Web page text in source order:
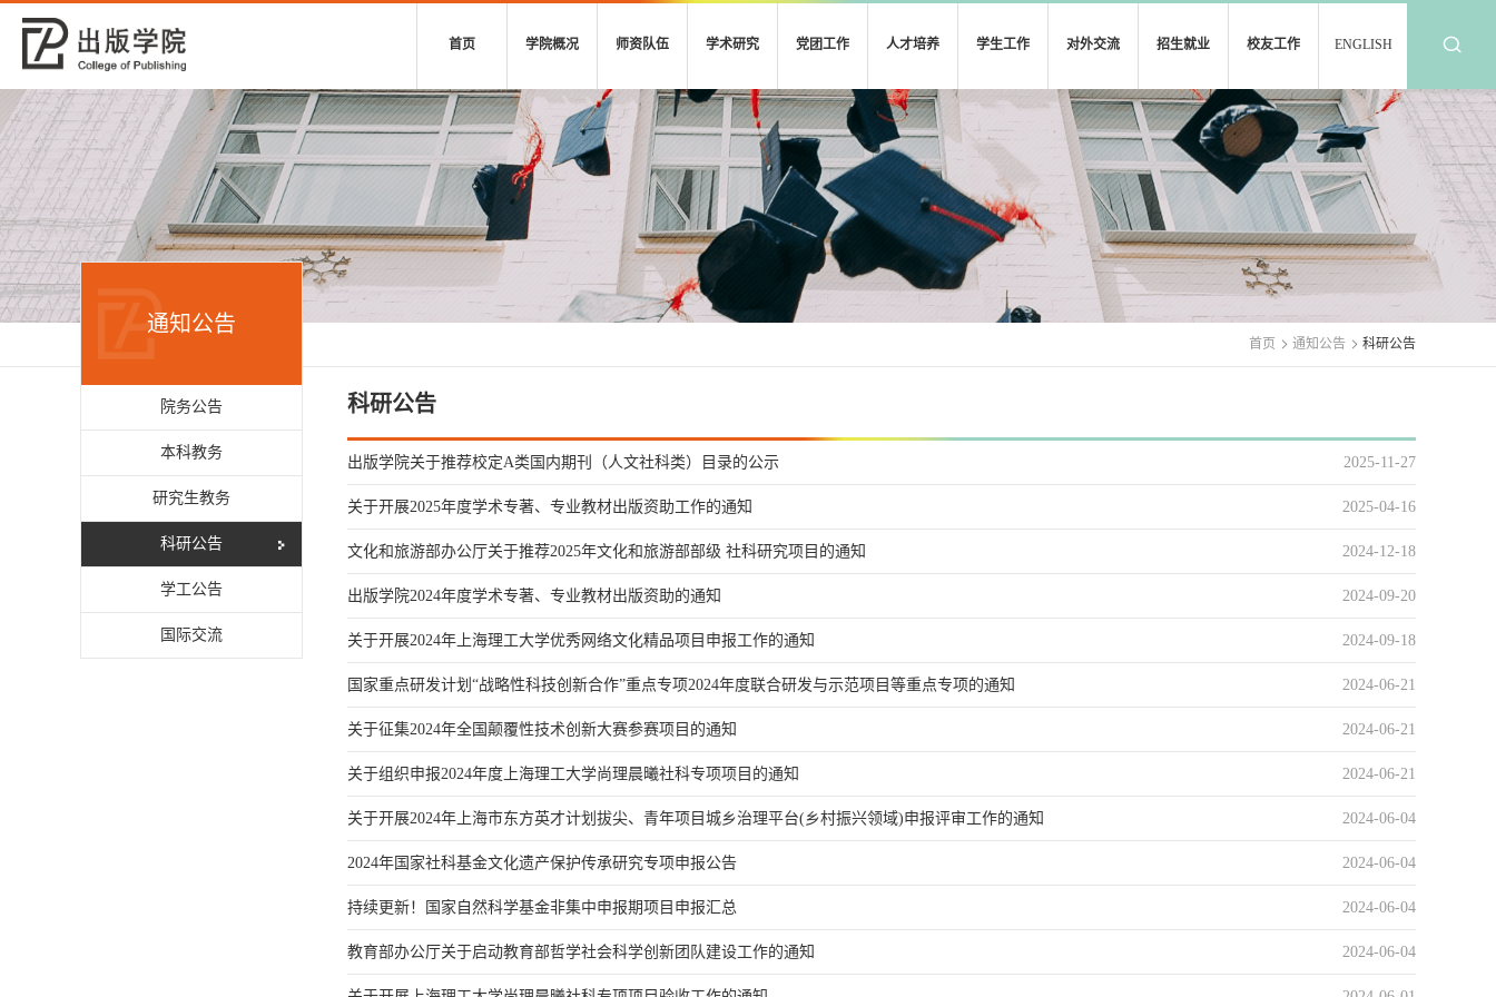
首页 学院概况 师资队伍 学术研究 党团工作 人才培养 学生工作 对外交流 招生就业 校友工作 ENGLISH
首页 通知公告 科研公告
通知公告
院务公告
本科教务
研究生教务
科研公告
学工公告
国际交流
科研公告
出版学院关于推荐校定A类国内期刊（人文社科类）目录的公示 2025-11-27
关于开展2025年度学术专著、专业教材出版资助工作的通知 2025-04-16
文化和旅游部办公厅关于推荐2025年文化和旅游部部级 社科研究项目的通知 2024-12-18
出版学院2024年度学术专著、专业教材出版资助的通知 2024-09-20
关于开展2024年上海理工大学优秀网络文化精品项目申报工作的通知 2024-09-18
国家重点研发计划“战略性科技创新合作”重点专项2024年度联合研发与示范项目等重点专项的通知 2024-06-21
关于征集2024年全国颠覆性技术创新大赛参赛项目的通知 2024-06-21
关于组织申报2024年度上海理工大学尚理晨曦社科专项项目的通知 2024-06-21
关于开展2024年上海市东方英才计划拔尖、青年项目城乡治理平台(乡村振兴领域)申报评审工作的通知 2024-06-04
2024年国家社科基金文化遗产保护传承研究专项申报公告 2024-06-04
持续更新！国家自然科学基金非集中申报期项目申报汇总 2024-06-04
教育部办公厅关于启动教育部哲学社会科学创新团队建设工作的通知 2024-06-04